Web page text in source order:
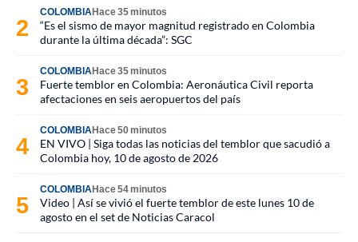
COLOMBIAHace 35 minutos
“Es el sismo de mayor magnitud registrado en Colombia
durante la última década”: SGC
COLOMBIAHace 35 minutos
Fuerte temblor en Colombia: Aeronáutica Civil reporta
afectaciones en seis aeropuertos del país
COLOMBIAHace 50 minutos
EN VIVO | Siga todas las noticias del temblor que sacudió a
Colombia hoy, 10 de agosto de 2026
COLOMBIAHace 54 minutos
Video | Así se vivió el fuerte temblor de este lunes 10 de
agosto en el set de Noticias Caracol